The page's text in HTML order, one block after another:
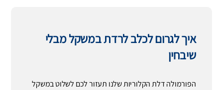
איך לגרום לכלב לרדת במשקל מבלי
שיבחין
הפורמולה דלת הקלוריות שלנו תעזור לכם לשלוט במשקל